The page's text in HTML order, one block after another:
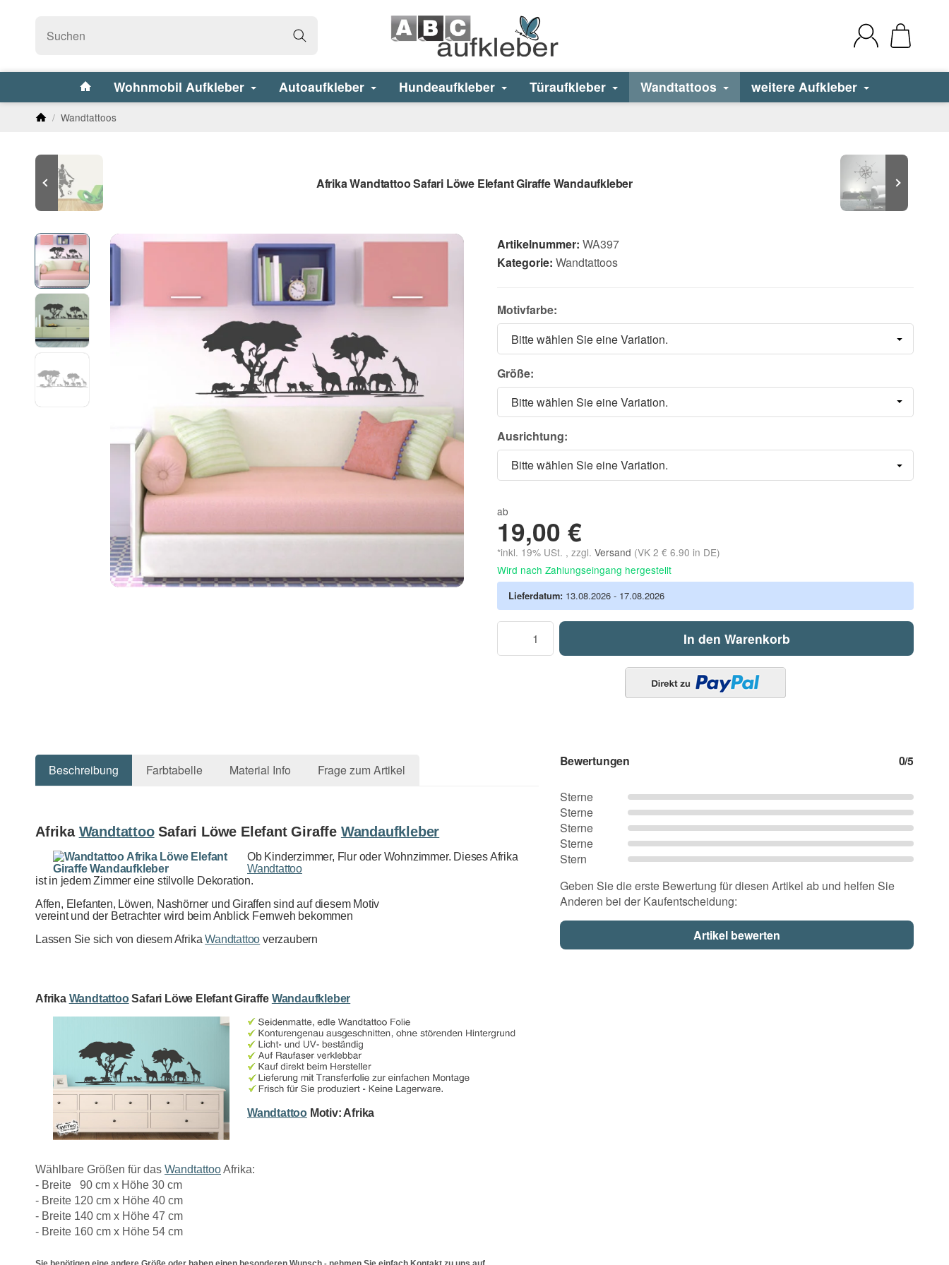
Wohnmobil Aufkleber Autoaufkleber Hundeaufkleber Türaufkleber Wandtattoos weitere Aufkleber
/ Wandtattoos
Afrika Wandtattoo Safari Löwe Elefant Giraffe Wandaufkleber
Artikelnummer: WA397
Kategorie: Wandtattoos
Motivfarbe:
Bitte wählen Sie eine Variation.
Größe:
Bitte wählen Sie eine Variation.
Ausrichtung:
Bitte wählen Sie eine Variation.
ab
19,00 €
*inkl. 19% USt. , zzgl. Versand (VK 2 € 6.90 in DE)
Wird nach Zahlungseingang hergestellt
Lieferdatum: 13.08.2026 - 17.08.2026
In den Warenkorb
Beschreibung Farbtabelle Material Info Frage zum Artikel
Afrika WandtattooSafari Löwe Elefant Giraffe Wandaufkleber
Ob Kinderzimmer, Flur oder Wohnzimmer. Dieses Afrika
Wandtattoo
ist in jedem Zimmer eine stilvolle Dekoration.
Affen, Elefanten, Löwen, Nashörner und Giraffen sind auf diesem Motiv
vereint und der Betrachter wird beim Anblick Fernweh bekommen
Lassen Sie sich von diesem AfrikaWandtattoo verzaubern
Afrika WandtattooSafari Löwe Elefant Giraffe Wandaufkleber
Wandtattoo Motiv: Afrika
Wählbare Größen für das WandtattooAfrika:
- Breite 90 cm x Höhe 30 cm
- Breite 120 cm x Höhe 40 cm
- Breite 140 cm x Höhe 47 cm
- Breite 160 cm x Höhe 54 cm
Bewertungen 0/5
Sterne
Sterne
Sterne
Sterne
Stern
Geben Sie die erste Bewertung für diesen Artikel ab und helfen Sie
Anderen bei der Kaufentscheidung: